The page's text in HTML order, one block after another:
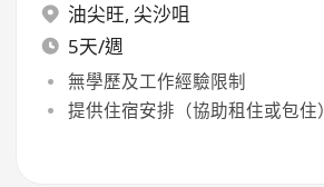
油尖旺, 尖沙咀
5天/週
無學歷及工作經驗限制
提供住宿安排（協助租住或包住）